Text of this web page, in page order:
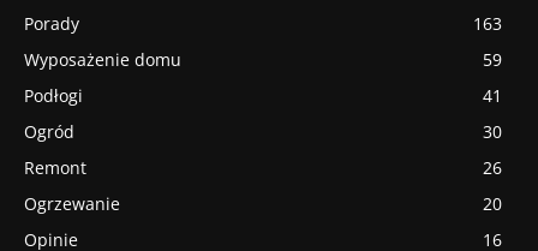
Porady
163
Wyposażenie domu
59
Podłogi
41
Ogród
30
Remont
26
Ogrzewanie
20
Opinie
16